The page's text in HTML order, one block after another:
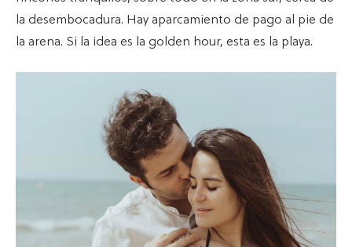
la desembocadura. Hay aparcamiento de pago al pie de
la arena. Si la idea es la golden hour, esta es la playa.